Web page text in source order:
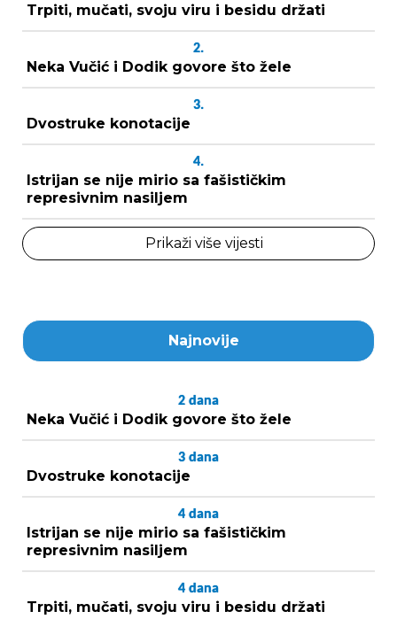
Trpiti, mučati, svoju viru i besidu držati
2.
Neka Vučić i Dodik govore što žele
3.
Dvostruke konotacije
4.
Istrijan se nije mirio sa fašističkim
represivnim nasiljem
Prikaži više vijesti
Najnovije
2 dana
Neka Vučić i Dodik govore što žele
3 dana
Dvostruke konotacije
4 dana
Istrijan se nije mirio sa fašističkim
represivnim nasiljem
4 dana
Trpiti, mučati, svoju viru i besidu držati